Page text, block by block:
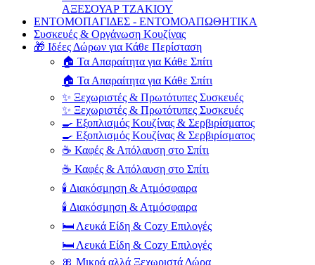
ΑΞΕΣΟΥΑΡ ΤΖΑΚΙΟΥ
ΕΝΤΟΜΟΠΑΓΙΔΕΣ - ΕΝΤΟΜΟΑΠΩΘΗΤΙΚΑ
Συσκευές & Οργάνωση Κουζίνας
🎁 Ιδέες Δώρων για Κάθε Περίσταση
🏠 Τα Απαραίτητα για Κάθε Σπίτι
🏠 Τα Απαραίτητα για Κάθε Σπίτι
✨ Ξεχωριστές & Πρωτότυπες Συσκευές
✨ Ξεχωριστές & Πρωτότυπες Συσκευές
🍳 Εξοπλισμός Κουζίνας & Σερβιρίσματος
🍳 Εξοπλισμός Κουζίνας & Σερβιρίσματος
☕ Καφές & Απόλαυση στο Σπίτι
☕ Καφές & Απόλαυση στο Σπίτι
🕯️ Διακόσμηση & Ατμόσφαιρα
🕯️ Διακόσμηση & Ατμόσφαιρα
🛏️ Λευκά Είδη & Cozy Επιλογές
🛏️ Λευκά Είδη & Cozy Επιλογές
🎀 Μικρά αλλά Ξεχωριστά Δώρα